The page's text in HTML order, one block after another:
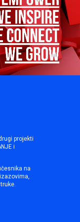
projekti
i
na